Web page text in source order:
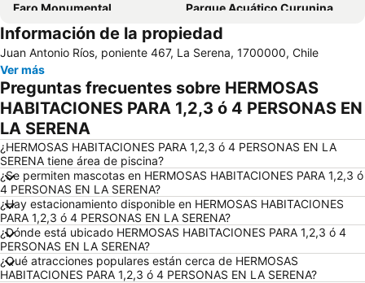
Faro Monumental
Parque Acuático Curunina
Puerto de Coquimbo
Museo Arqueológico de la Serena
Museo al aire libre Avenida Francisco de Aguirre
Información de la propiedad
Juan Antonio Ríos, poniente 467, La Serena, 1700000, Chile
Ver más
Preguntas frecuentes sobre HERMOSAS
HABITACIONES PARA 1,2,3 ó 4 PERSONAS EN
LA SERENA
¿HERMOSAS HABITACIONES PARA 1,2,3 ó 4 PERSONAS EN LA
SERENA tiene área de piscina?
¿Se permiten mascotas en HERMOSAS HABITACIONES PARA 1,2,3 ó
4 PERSONAS EN LA SERENA?
¿Hay estacionamiento disponible en HERMOSAS HABITACIONES
PARA 1,2,3 ó 4 PERSONAS EN LA SERENA?
¿Dónde está ubicado HERMOSAS HABITACIONES PARA 1,2,3 ó 4
PERSONAS EN LA SERENA?
¿Qué atracciones populares están cerca de HERMOSAS
HABITACIONES PARA 1,2,3 ó 4 PERSONAS EN LA SERENA?